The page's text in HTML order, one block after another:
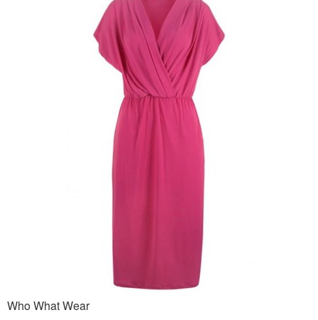
Who What Wear